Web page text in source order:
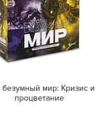
безумный мир: Кризис и
процветание